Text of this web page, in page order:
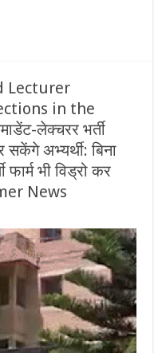
Lecturer
in the
लेक्चरर भर्ती
सकेंगे अभ्यर्थी: बिना
फार्म भी विड्रो कर
News